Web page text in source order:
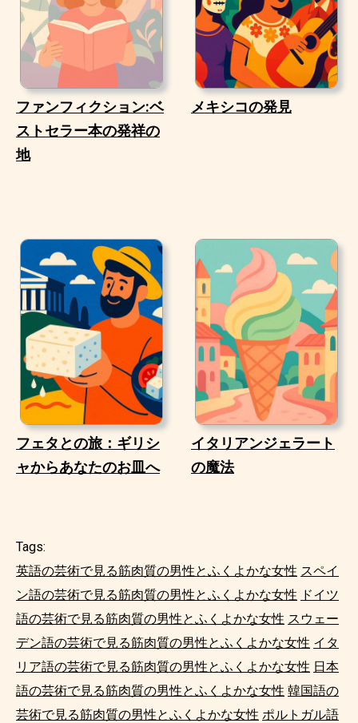
ファンフィクション:ベ
ストセラー本の発祥の
地
メキシコの発見
フェタとの旅：ギリシ
ャからあなたのお皿へ
イタリアンジェラート
の魔法
Tags:
英語の芸術で見る筋肉質の男性とふくよかな女性 スペイ
ン語の芸術で見る筋肉質の男性とふくよかな女性 ドイツ
語の芸術で見る筋肉質の男性とふくよかな女性 スウェー
デン語の芸術で見る筋肉質の男性とふくよかな女性 イタ
リア語の芸術で見る筋肉質の男性とふくよかな女性 日本
語の芸術で見る筋肉質の男性とふくよかな女性 韓国語の
芸術で見る筋肉質の男性とふくよかな女性 ポルトガル語